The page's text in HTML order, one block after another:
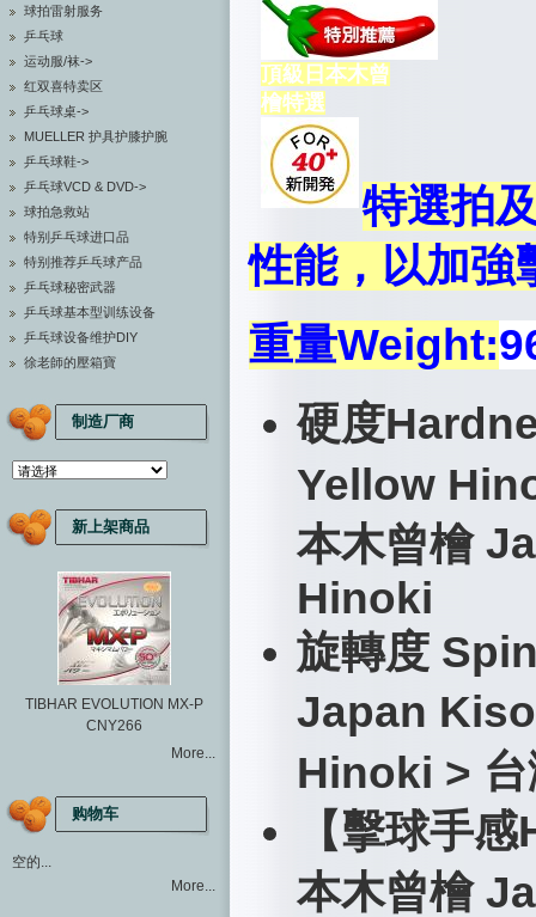
球拍雷射服务
乒乓球
运动服/袜->
红双喜特卖区
乒乓球桌->
MUELLER 护具护膝护腕
乒乓球鞋->
乒乓球VCD & DVD->
球拍急救站
特别乒乓球进口品
特别推荐乒乓球产品
乒乓球秘密武器
乒乓球基本型训练设备
乒乓球设备维护DIY
徐老師的壓箱寶
制造厂商
新上架商品
TIBHAR EVOLUTION MX-P
CNY266
More...
购物车
空的...
More...
頂級日本木曾
檜特選
特選拍
性能，以加強
重量Weight:
硬度
Yellow
本木曾檜
Hinoki
旋轉度
Japan
Hinoki >
【擊球手
本木曾檜